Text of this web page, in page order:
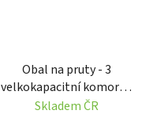
Obal na pruty - 3
velkokapacitní komory s
úpravou na kolo a skútr
Skladem ČR